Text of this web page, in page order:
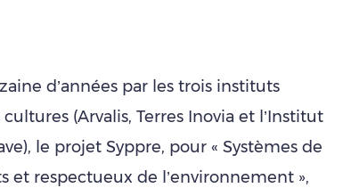
d’années par les trois instituts
(Arvalis, Terres Inovia et l’Institut
le projet Syppre, pour « Systèmes de
et respectueux de l’environnement »,